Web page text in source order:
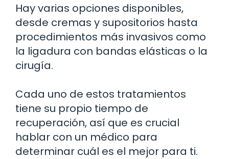
Hay varias opciones disponibles,
desde cremas y supositorios hasta
procedimientos más invasivos como
la ligadura con bandas elásticas o la
cirugía.
Cada uno de estos tratamientos
tiene su propio tiempo de
recuperación, así que es crucial
hablar con un médico para
determinar cuál es el mejor para ti.